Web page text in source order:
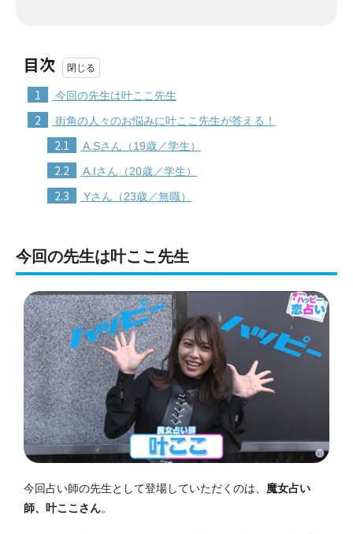
目次
1 今回の先生は叶ここ先生
2 街角の人々のお悩みに叶ここ先生が答える！
2.1 A.Sさん（19歳／学生）
2.2 A.Iさん（20歳／学生）
2.3 Yさん（23歳／無職）
今回の先生は叶ここ先生
今回占い師の先生として登場していただくのは、 魔女占い
師、叶ここさん。